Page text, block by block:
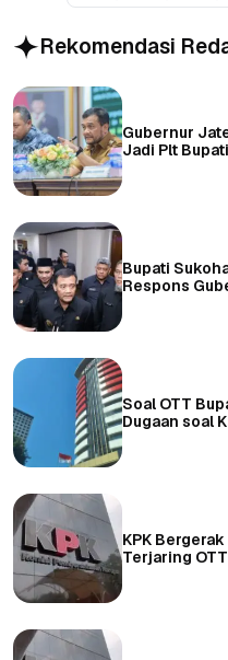
Rekomendasi
Gubernur
Jadi Plt
Bupati
Respons
Soal OTT
Dugaan soal
KPK
Terjaring OTT